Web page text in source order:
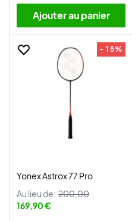
Ajouter au panier
- 15%
Yonex Astrox 77 Pro
Au lieu de: 200,00
169,90 €